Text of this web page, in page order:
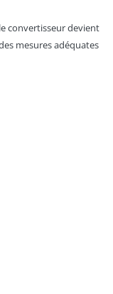
convertisseur devient
mesures adéquates